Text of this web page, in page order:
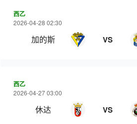
西乙
2026-04-28 02:30
加的斯 VS
西乙
2026-04-27 03:00
休达 VS